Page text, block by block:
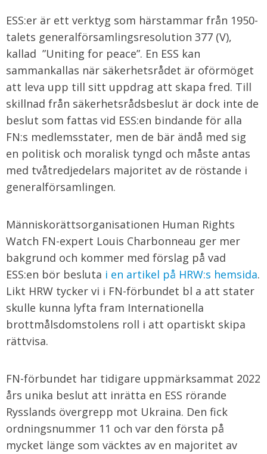
ESS:er är ett verktyg som härstammar från 1950-
talets generalförsamlingsresolution 377 (V),
kallad ”Uniting for peace”. En ESS kan
sammankallas när säkerhetsrådet är oförmöget
att leva upp till sitt uppdrag att skapa fred. Till
skillnad från säkerhetsrådsbeslut är dock inte de
beslut som fattas vid ESS:en bindande för alla
FN:s medlemsstater, men de bär ändå med sig
en politisk och moralisk tyngd och måste antas
med tvåtredjedelars majoritet av de röstande i
generalförsamlingen.
Människorättsorganisationen Human Rights
Watch FN-expert Louis Charbonneau ger mer
bakgrund och kommer med förslag på vad
ESS:en bör besluta i en artikel på HRW:s hemsida.
Likt HRW tycker vi i FN-förbundet bl a att stater
skulle kunna lyfta fram Internationella
brottmålsdomstolens roll i att opartiskt skipa
rättvisa.
FN-förbundet har tidigare uppmärksammat 2022
års unika beslut att inrätta en ESS rörande
Rysslands övergrepp mot Ukraina. Den fick
ordningsnummer 11 och var den första på
mycket länge som väcktes av en majoritet av